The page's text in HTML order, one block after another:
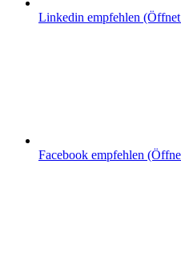
Linkedin empfehlen
Facebook empfehlen